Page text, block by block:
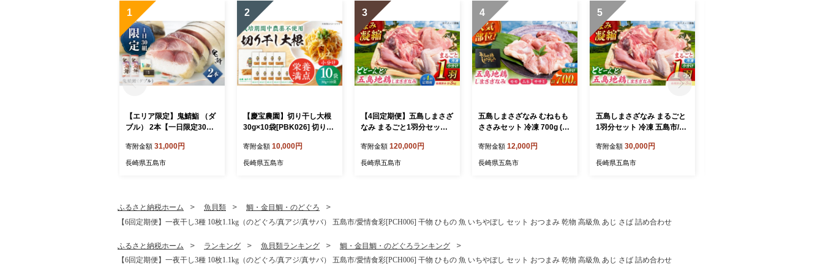
1
【エリア限定】鬼鯖鮨 （ダ
ブル） 2本【一日限定30】
可】 五島市/三井楽水産[PB
P002] 寿司 すし 鯖 さば 鮨
寄附金額 31,000円
長崎県五島市
2
【慶宝農園】切り干し大根
30g×10袋[PBK026] 切り干
いこん 小分け 野菜 乾物 乾
燥 ドライ
寄附金額 10,000円
長崎県五島市
3
【4回定期便】五島しまさざ
なみ まるごと1羽分セット
ざなみ農園 [PHH003]
寄附金額 120,000円
長崎県五島市
4
五島しまさざなみ むねもも
ささみセット 冷凍 700g (も
g、ささみ約100g) 五島市/
合同会社五島さざなみ農園
寄附金額 12,000円
長崎県五島市
5
五島しまさざなみ まるごと
1羽分セット 冷凍 五島市/合
HH001]
寄附金額 30,000円
長崎県五島市
ふるさと納税ホーム 魚貝類
鯛・金目鯛・のどぐろ
【6回定期便】一夜干し3種 10枚1.1kg（のどぐろ/真アジ/真サバ） 五島市/愛情食彩[PCH006] 干物 ひもの 魚 いちやぼし セット おつまみ 乾物 高級魚 あじ さば 詰め合わせ
ふるさと納税ホーム ランキング 魚貝類ランキング
鯛・金目鯛・のどぐろランキング
【6回定期便】一夜干し3種 10枚1.1kg（のどぐろ/真アジ/真サバ） 五島市/愛情食彩[PCH006] 干物 ひもの 魚 いちやぼし セット おつまみ 乾物 高級魚 あじ さば 詰め合わせ